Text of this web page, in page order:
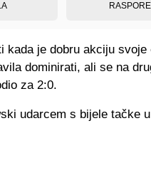
kada je dobru akciju svoje
dominirati, ali se na
za 2:0.
udarcem s bijele tačke